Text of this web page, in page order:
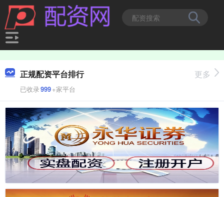
正规配资平台排行
已收录999+家平台
更多